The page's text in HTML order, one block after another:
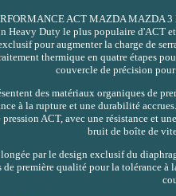
ACT MAZDA MAZDA
Heavy Duty le plus populaire d'ACT
pour augmenter la charge de
thermique en quatre étapes
couvercle de précision
des matériaux organiques de
à la rupture et une durabilité
ACT, avec une résistance et
bruit de boîte de
par le design exclusif du
première qualité pour la tolérance